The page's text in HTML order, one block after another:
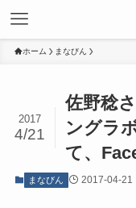
ホーム まなびん
佐野稔
ングラ
て、
2017
4/21
まなびん 2017-04-21